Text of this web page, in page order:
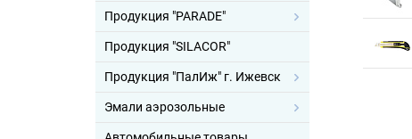
Продукция "PARADE"
Продукция "SILACOR"
Продукция "ПалИж" г. Ижевск
Эмали аэрозольные